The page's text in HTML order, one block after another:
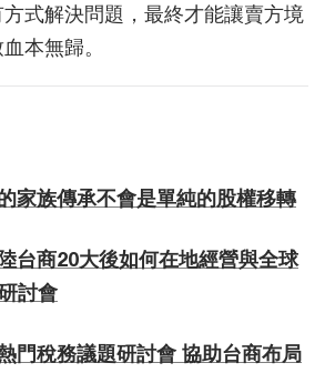
式解決問題，最終才能讓賣方境
本無歸。
家族傳承不會是單純的股權移轉
台商20大後如何在地經營與全球
討會
門稅務議題研討會 協助台商布局